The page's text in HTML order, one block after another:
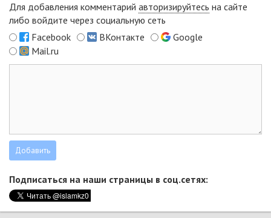
Для добавления комментарий авторизируйтесь на сайте
либо войдите через социальную сеть
Facebook
ВКонтакте
Google
Mail.ru
Подписаться на наши страницы в соц.сетях: